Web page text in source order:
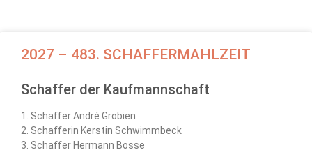
2027 – 483. SCHAFFERMAHLZEIT
Schaffer der Kaufmannschaft
1. Schaffer André Grobien
2. Schafferin Kerstin Schwimmbeck
3. Schaffer Hermann Bosse